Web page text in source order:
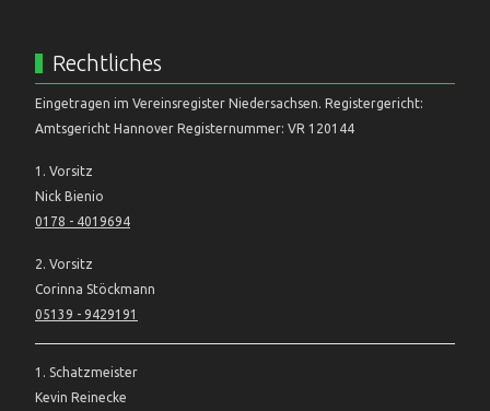
Rechtliches
Eingetragen im Vereinsregister Niedersachsen. Registergericht:
Amtsgericht Hannover Registernummer: VR 120144
1. Vorsitz
Nick Bienio
0178 - 4019694
2. Vorsitz
Corinna Stöckmann
05139 - 9429191
1. Schatzmeister
Kevin Reinecke